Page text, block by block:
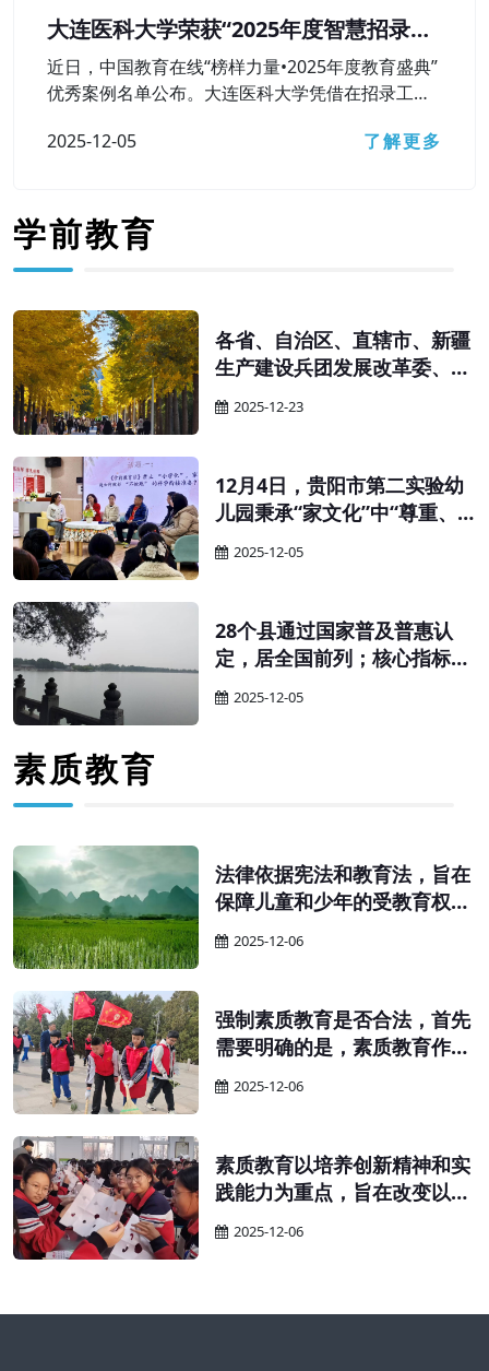
大连医科大学荣获“2025年度智慧招录较
好本科高校”奖
近日，中国教育在线“榜样力量•2025年度教育盛典”
优秀案例名单公布。大连医科大学凭借在招录工作
果，获评“2025年度智慧招录较好本科高校”荣誉称
2025-12-05 了解更多
学前教育
各省、自治区、直辖市、新疆
生产建设兵团发展改革委、教
育厅（教委、教育局）、财政
厅（局）：为贯彻落实《中华
好促进学前教育普及普惠安全
优质发展，有效降低人民群众
保育教育成本，完善生育支持
政策体系，经商国家卫生健康
有关事项通知如下。
2025-12-23
12月4日，贵阳市第二实验幼
儿园秉承“家文化”中“尊重、
和谐、互助”的核心特质，以
“科学幼小衔接”为核心，举办
“家”为纽带搭建高效沟通桥
梁，让科学衔接的理念与实践
经验在互动中碰撞共鸣，为幼
儿关键期成长筑牢坚实根基。
2025-12-05
28个县通过国家普及普惠认
定，居全国前列；核心指标连
续多年超全国平均水平——贵
州学前教育的“强势崛起”，绝
2025-12-05
素质教育
法律依据宪法和教育法，旨在
保障儿童和少年的受教育权
利，提高国民素质。 为保障适
龄儿童、少年接受义务教育的
施，并提升全民族的整体素
质，特依据宪法和教育法制定
本法。
2025-12-06
强制素质教育是否合法，首先
需要明确的是，素质教育作为
义务教育的一部分，其实施应
当遵循义务教育的相关规定。
2025-12-06
素质教育以培养创新精神和实
践能力为重点，旨在改变以往
只重视书本知识、忽视实践能
力的教育现象。在实施素质教
2025-12-06